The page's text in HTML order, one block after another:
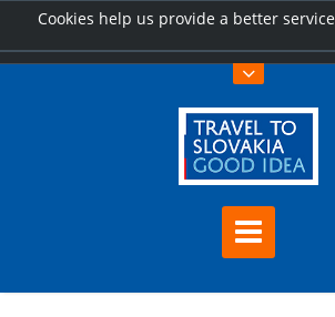
Cookies help us provide a better service